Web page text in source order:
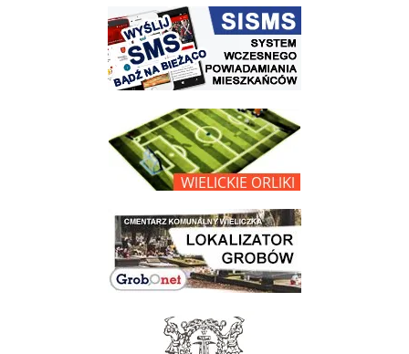
link do strony systemu wczesnego ostrzegania mieszkańców SISMS
link do opisu projektu Wielickie Orliki
link do lokalizatora grobów na wielickim cmentarzu - grobnet
link do strony - Muzeum Żup Krakowskich Wieliczka